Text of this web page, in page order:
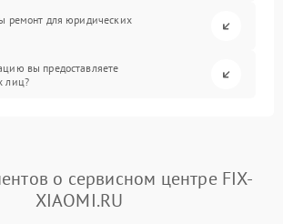
ремонт для юридических
вы предоставляете
лиц?
о сервисном центре FIX-
XIAOMI.RU